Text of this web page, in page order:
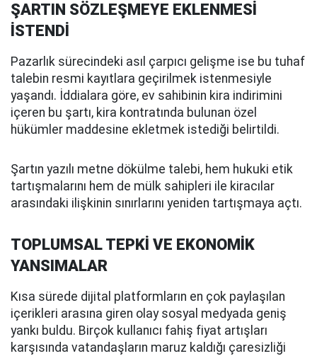
ŞARTIN SÖZLEŞMEYE EKLENMESİ
İSTENDİ
Pazarlık sürecindeki asıl çarpıcı gelişme ise bu tuhaf
talebin resmi kayıtlara geçirilmek istenmesiyle
yaşandı. İddialara göre, ev sahibinin kira indirimini
içeren bu şartı, kira kontratında bulunan özel
hükümler maddesine ekletmek istediği belirtildi.
Şartın yazılı metne dökülme talebi, hem hukuki etik
tartışmalarını hem de mülk sahipleri ile kiracılar
arasındaki ilişkinin sınırlarını yeniden tartışmaya açtı.
TOPLUMSAL TEPKİ VE EKONOMİK
YANSIMALAR
Kısa sürede dijital platformların en çok paylaşılan
içerikleri arasına giren olay sosyal medyada geniş
yankı buldu. Birçok kullanıcı fahiş fiyat artışları
karşısında vatandaşların maruz kaldığı çaresizliği